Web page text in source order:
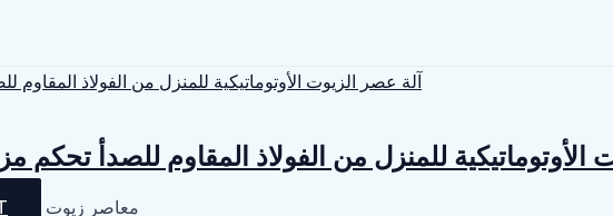
الأوتوماتيكية للمنزل من الفولاذ المقاوم للصدأ
معاصر زيوت